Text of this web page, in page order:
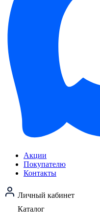
Акции
Покупателю
Контакты
Личный кабинет
Каталог